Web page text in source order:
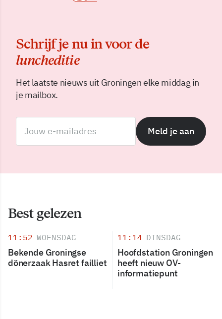
Schrijf je nu in voor de
luncheditie
Het laatste nieuws uit Groningen elke middag in
je mailbox.
Meld je aan
Best gelezen
11:52 WOENSDAG
Bekende Groningse
dönerzaak Hasret failliet
11:14 DINSDAG
Hoofdstation Groningen
heeft nieuw OV-
informatiepunt